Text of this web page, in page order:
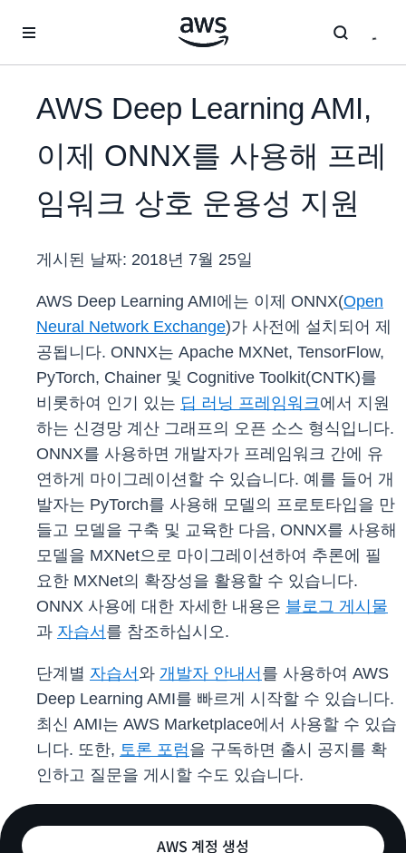
AWS Deep Learning AMI,
이제 ONNX를 사용해 프레
임워크 상호 운용성 지원
게시된 날짜: 2018년 7월 25일
AWS Deep Learning AMI에는 이제 ONNX(Open
Neural Network Exchange)가 사전에 설치되어 제
공됩니다. ONNX는 Apache MXNet, TensorFlow,
PyTorch, Chainer 및 Cognitive Toolkit(CNTK)를
비롯하여 인기 있는 딥 러닝 프레임워크에서 지원
하는 신경망 계산 그래프의 오픈 소스 형식입니다.
ONNX를 사용하면 개발자가 프레임워크 간에 유
연하게 마이그레이션할 수 있습니다. 예를 들어 개
발자는 PyTorch를 사용해 모델의 프로토타입을 만
들고 모델을 구축 및 교육한 다음, ONNX를 사용해
모델을 MXNet으로 마이그레이션하여 추론에 필
요한 MXNet의 확장성을 활용할 수 있습니다.
ONNX 사용에 대한 자세한 내용은 블로그 게시물
과 자습서 를 참조하십시오.
단계별 자습서 와 개발자 안내서 를 사용하여 AWS
Deep Learning AMI를 빠르게 시작할 수 있습니다.
최신 AMI는 AWS Marketplace에서 사용할 수 있습
니다. 또한, 토론 포럼을 구독하면 출시 공지를 확
인하고 질문을 게시할 수도 있습니다.
AWS 계정 생성